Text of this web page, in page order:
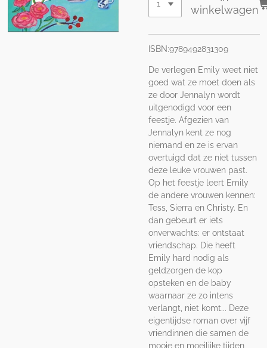
winkelwagen
ISBN:9789492831309
De verlegen Emily weet niet
goed wat ze moet doen als
ze door Jennalyn wordt
uitgenodigd voor een
feestje. Afgezien van
Jennalyn kent ze nog
niemand en ze is ervan
overtuigd dat ze niet tussen
deze leuke vrouwen past.
Op het feestje leert Emily
de andere vrouwen kennen:
Tess, Sierra en Christy. En
dan gebeurt er iets
onverwachts: er ontstaat
vriendschap. Die heeft
Emily hard nodig als
geldzorgen de kop
opsteken en de baby
waarnaar ze zo intens
verlangt, niet komt... Deze
eigentijdse roman over vijf
vriendinnen die samen de
mooie en moeilijke tijden